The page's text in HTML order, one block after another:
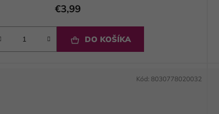
€3,99
DO KOŠÍKA
Kód: 8030778020032